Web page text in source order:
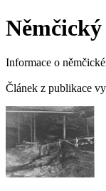
Informace o
Článek z publikace